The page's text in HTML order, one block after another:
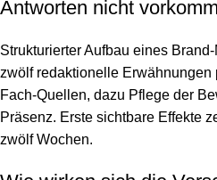
Antworten nicht
Strukturierter Aufbau eines
zwölf redaktionelle Erwähnungen
Fach-Quellen, dazu Pflege der
Präsenz. Erste sichtbare Effekte
zwölf Wochen.